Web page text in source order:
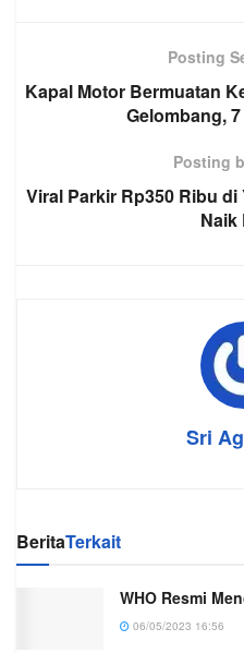
Posting
Kapal Motor Bermuatan
Gelombang,
Posting
Viral Parkir Rp350 Ribu
Naik
Sri
BeritaTerkait
WHO Resmi
06/05/2023 16:56